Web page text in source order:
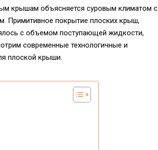
крышам объясняется суровым климатом с
Примитивное покрытие плоских крыш,
с объемом поступающей жидкости,
современные технологичные и
плоской крыши.